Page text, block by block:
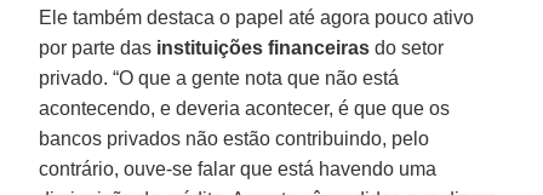
Ele também destaca o papel até agora pouco ativo
por parte das instituições financeiras do setor
privado. “O que a gente nota que não está
acontecendo, e deveria acontecer, é que que os
bancos privados não estão contribuindo, pelo
contrário, ouve-se falar que está havendo uma